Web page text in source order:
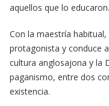
aquellos que lo educaron.
Con la maestría
protagonista y conduce
cultura anglosajona y la
paganismo, entre dos
existencia.